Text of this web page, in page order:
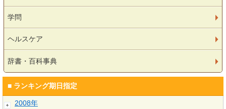
学問
ヘルスケア
辞書・百科事典
■ ランキング期日指定
2008年